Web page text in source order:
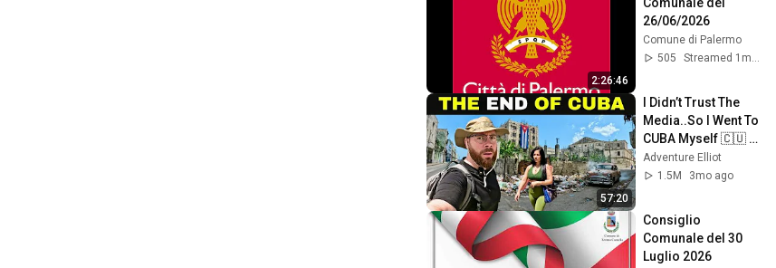
2:26:46
Comunale del
26/06/2026
Comune di Palermo
505
Streamed 1mo ago
57:20
I Didn’t Trust The
Media..So I Went To
CUBA Myself 🇨🇺
(SHOCKING)
Adventure Elliot
1.5M
3mo ago
Consiglio
Comunale del 30
Luglio 2026